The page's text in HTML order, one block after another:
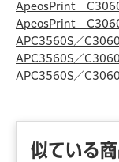
ApeosPrint
ApeosPrint
APC3560S／
APC3560S／
APC3560S／
似ている